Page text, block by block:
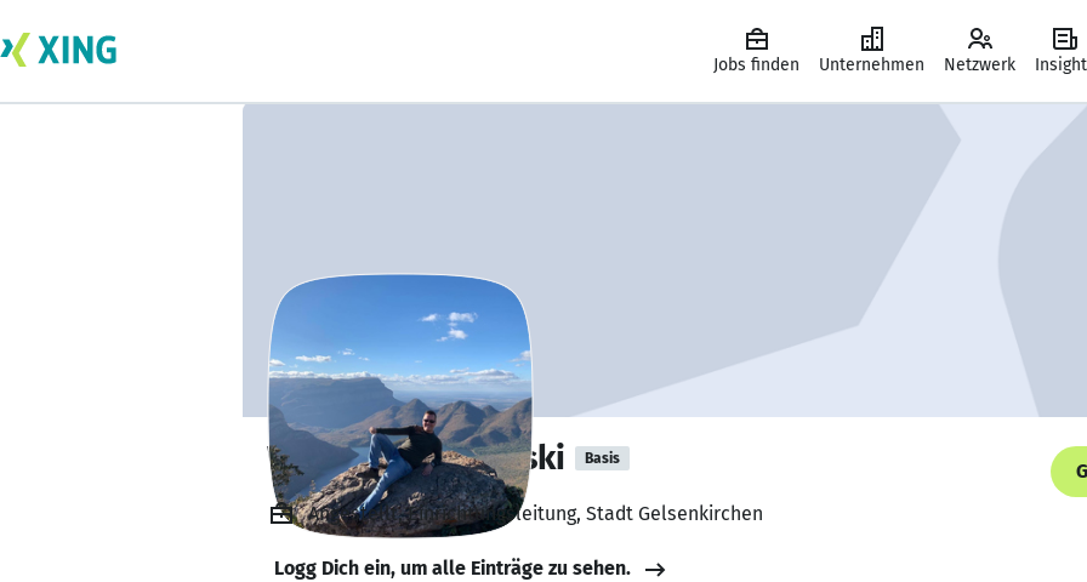
Jobs finden Unternehmen Netzwerk
Wolfgang Marowski Basis
Angestellt, Einrichtungsleitung, Stadt Gelsenkirchen
Logg Dich ein, um alle Einträge zu sehen.